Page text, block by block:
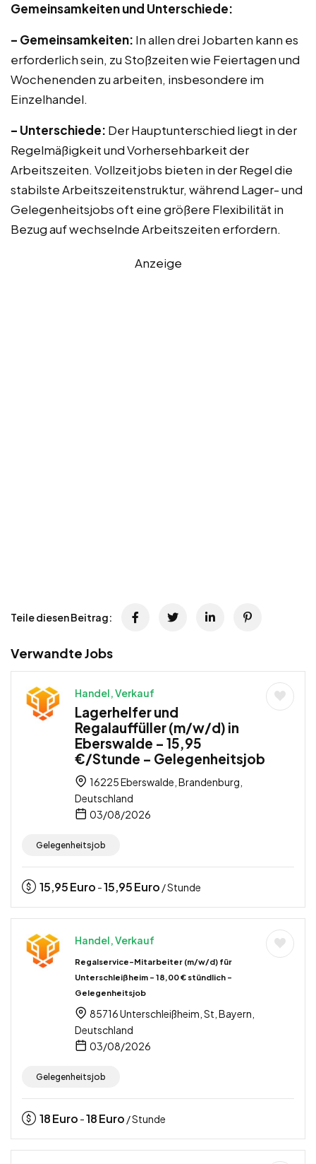
Gemeinsamkeiten und Unterschiede:
– Gemeinsamkeiten: In allen drei Jobarten kann es
erforderlich sein, zu Stoßzeiten wie Feiertagen und
Wochenenden zu arbeiten, insbesondere im
Einzelhandel.
– Unterschiede: Der Hauptunterschied liegt in der
Regelmäßigkeit und Vorhersehbarkeit der
Arbeitszeiten. Vollzeitjobs bieten in der Regel die
stabilste Arbeitszeitenstruktur, während Lager- und
Gelegenheitsjobs oft eine größere Flexibilität in
Bezug auf wechselnde Arbeitszeiten erfordern.
Anzeige
Teile diesen Beitrag:
Verwandte Jobs
Handel, Verkauf
Lagerhelfer und
Regalauffüller (m/w/d) in
Eberswalde – 15,95
€/Stunde – Gelegenheitsjob
16225 Eberswalde, Brandenburg,
Deutschland
03/08/2026
Gelegenheitsjob
15,95Euro -15,95Euro / Stunde
Handel, Verkauf
Regalservice-Mitarbeiter (m/w/d) für
Unterschleißheim – 18,00 € stündlich –
Gelegenheitsjob
85716 Unterschleißheim, St, Bayern,
Deutschland
03/08/2026
Gelegenheitsjob
18Euro -18Euro / Stunde